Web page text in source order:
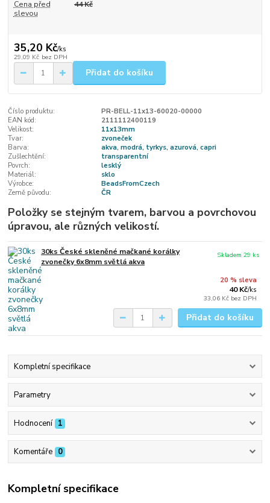
Cena před
slevou
44 Kč
35,20 Kč/ks
29,09 Kč bez DPH
Přidat do košíku
Číslo produktu:
PR-BELL-11x13-60020-00000
EAN kód:
2111112400119
Velikost:
11x13mm
Tvar:
zvoneček
Barva:
akva, modrá, tyrkys, azurová, capri
Zušlechtění:
transparentní
Povrch:
lesklý
Materiál:
sklo
Výrobce:
BeadsFromCzech
Země původu:
ČR
Položky se stejným tvarem, barvou a povrchovou
úpravou, ale různých velikostí.
30ks České skleněné mačkané korálky
zvonečky 6x8mm světlá akva
20 % sleva
40 Kč/ks
33,06 Kč bez DPH
Skladem 29 ks
Přidat do košíku
Kompletní specifikace
Parametry
Hodnocení 1
Komentáře 0
Kompletní specifikace